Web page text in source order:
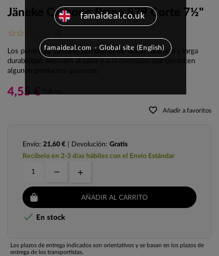
Jäneke Carbono Peine 879 Corte 7½"
Los peines de carbono son peines de alta resistencia y larga
durabilidad. Resisten al calor y a la corrosión que producen
algunos productos químicos.
4,55 €
favorite_border Añadir a favoritos
Envío: 21,60 € | Devolución: Gratis
Recíbelo en 2-3 días hábiles con el Envío Estándar
AÑADIR AL CARRITO
 En stock
Los plazos de entrega indicados son orientativos y se basan en los plazos de
entrega de los transportistas.
famaideal.co.uk
famaideal.com - Global site (English)